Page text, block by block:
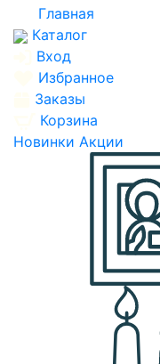
Главная
Каталог
Вход
Избранное
Заказы
Корзина
Новинки Акции